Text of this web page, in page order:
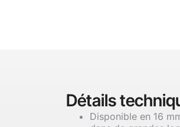
Détails
Disponible en 16